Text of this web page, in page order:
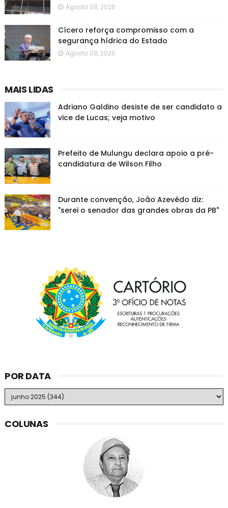
Agosto 08, 2026
Cícero reforça compromisso com a
segurança hídrica do Estado
Agosto 08, 2026
MAIS LIDAS
Adriano Galdino desiste de ser candidato a
vice de Lucas; veja motivo
Prefeito de Mulungu declara apoio a pré-
candidatura de Wilson Filho
Durante convenção, João Azevêdo diz:
"serei o senador das grandes obras da PB"
POR DATA
COLUNAS